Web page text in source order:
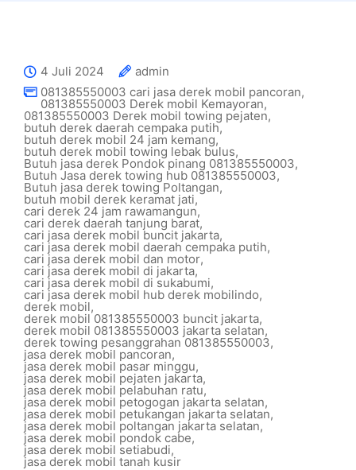
4 Juli 2024
admin
081385550003 cari jasa derek mobil pancoran,
081385550003 Derek mobil Kemayoran,
081385550003 Derek mobil towing pejaten,
butuh derek daerah cempaka putih,
butuh derek mobil 24 jam kemang,
butuh derek mobil towing lebak bulus,
Butuh jasa derek Pondok pinang 081385550003,
Butuh Jasa derek towing hub 081385550003,
Butuh jasa derek towing Poltangan,
butuh mobil derek keramat jati,
cari derek 24 jam rawamangun,
cari derek daerah tanjung barat,
cari jasa derek mobil buncit jakarta,
cari jasa derek mobil daerah cempaka putih,
cari jasa derek mobil dan motor,
cari jasa derek mobil di jakarta,
cari jasa derek mobil di sukabumi,
cari jasa derek mobil hub derek mobilindo,
derek mobil,
derek mobil 081385550003 buncit jakarta,
derek mobil 081385550003 jakarta selatan,
derek towing pesanggrahan 081385550003,
jasa derek mobil pancoran,
jasa derek mobil pasar minggu,
jasa derek mobil pejaten jakarta,
jasa derek mobil pelabuhan ratu,
jasa derek mobil petogogan jakarta selatan,
jasa derek mobil petukangan jakarta selatan,
jasa derek mobil poltangan jakarta selatan,
jasa derek mobil pondok cabe,
jasa derek mobil setiabudi,
jasa derek mobil tanah kusir